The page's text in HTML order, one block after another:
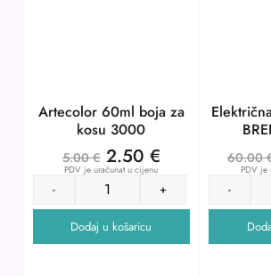
Artecolor 60ml boja za
kosu 3000
5.00€ 2.50 €
PDV je uračunat u cijenu
- +
Dodaj u košaricu
60.00
PDV je
-